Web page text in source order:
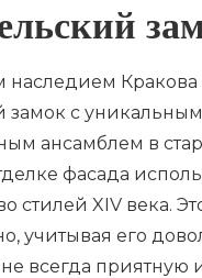
Кракова
замок с уникальным
ансамблем в
фасада
стилей XIV века.
учитывая его
всегда приятную